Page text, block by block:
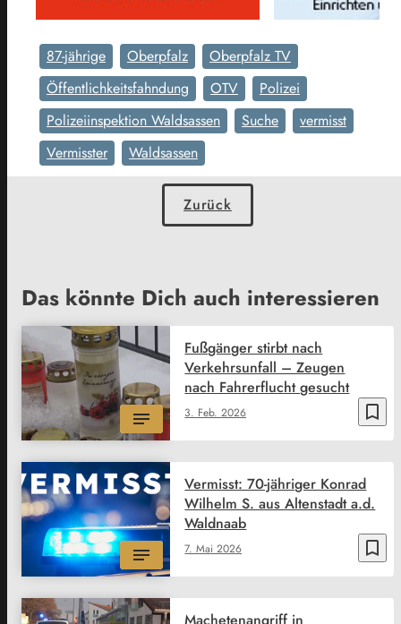
87-jährige Oberpfalz
Oberpfalz TV
Öffentlichkeitsfahndung
OTV
Polizei
Polizeiinspektion Waldsassen
Suche
vermisst
Vermisster
Waldsassen
Zurück
Das könnte Dich auch interessieren
bookmark_border
3. Feb. 2026
Fußgänger stirbt nach
Verkehrsunfall – Zeugen
nach Fahrerflucht gesucht
bookmark_border
7. Mai 2026
Vermisst: 70-jähriger Konrad
Wilhelm S. aus Altenstadt a.d.
Waldnaab
Machetenangriff in